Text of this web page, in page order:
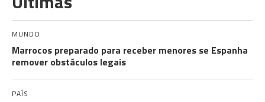
MUNDO
Marrocos preparado para receber menores se Espanha
remover obstáculos legais
PAÍS